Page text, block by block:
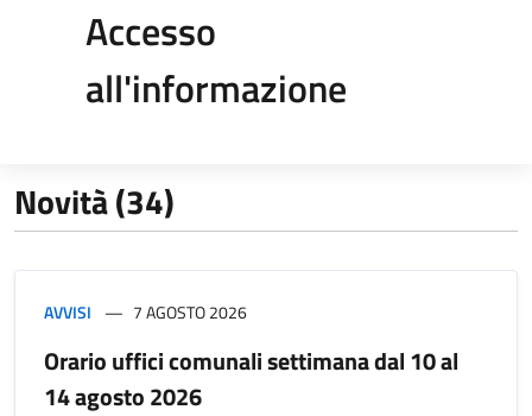
Accesso
all'informazione
Novità (34)
AVVISI 7 AGOSTO 2026
Orario uffici comunali settimana dal 10 al
14 agosto 2026